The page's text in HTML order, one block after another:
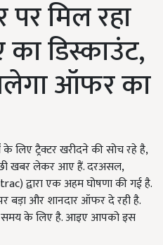
पर मिल रहा
डिस्काउंट,
ऑफर का
लिए ट्रैक्टर खरीदने की सोच रहे है,
खबर लेकर आए हैं. दरअसल,
द्वारा एक अहम घोषणा की गई है.
बड़ा और शानदार ऑफर दे रही है.
समय के लिए है. आइए आपको इस